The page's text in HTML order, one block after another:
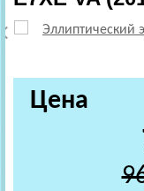
Цена